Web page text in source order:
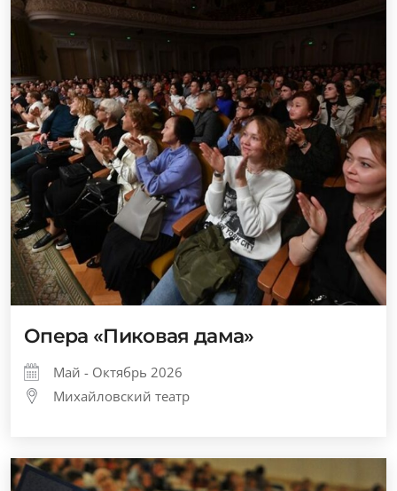
Опера «Пиковая дама»
Май - Октябрь 2026
Михайловский театр